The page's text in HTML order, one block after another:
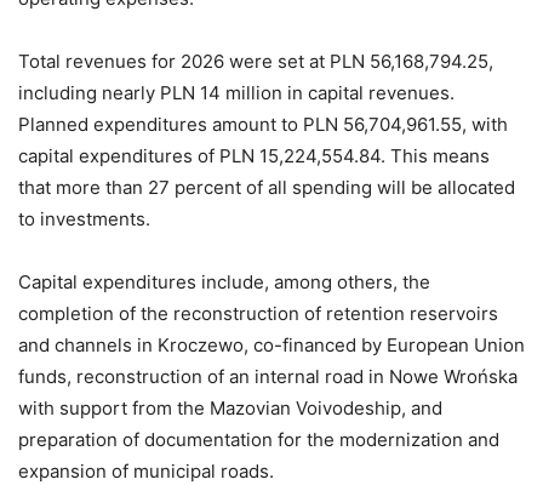
Total revenues for 2026 were set at PLN 56,168,794.25,
including nearly PLN 14 million in capital revenues.
Planned expenditures amount to PLN 56,704,961.55, with
capital expenditures of PLN 15,224,554.84. This means
that more than 27 percent of all spending will be allocated
to investments.
Capital expenditures include, among others, the
completion of the reconstruction of retention reservoirs
and channels in Kroczewo, co-financed by European Union
funds, reconstruction of an internal road in Nowe Wrońska
with support from the Mazovian Voivodeship, and
preparation of documentation for the modernization and
expansion of municipal roads.